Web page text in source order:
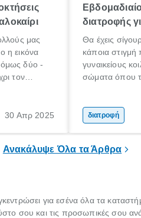
μας
η εικόνα
δύο -
τον
το
το φαγητό
30 Απρ 2025
διατροφής
Θα έχεις
κάποια
γυναικείους
σώματα όπου
διατροφή
Ανακάλυψε Όλα τα Άρθρα
για εσένα όλα τα
σου και τις προσωπικές σου